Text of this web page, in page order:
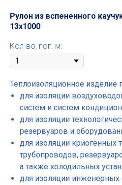
Рулон из вспененного
13x1000
Кол-во, пог. м:
Теплоизоляционное изделие
для изоляции
систем и систем
для изоляции
резервуаров и
для изоляции криогенных
трубопроводов,
а также холодильных
для изоляции инженерных